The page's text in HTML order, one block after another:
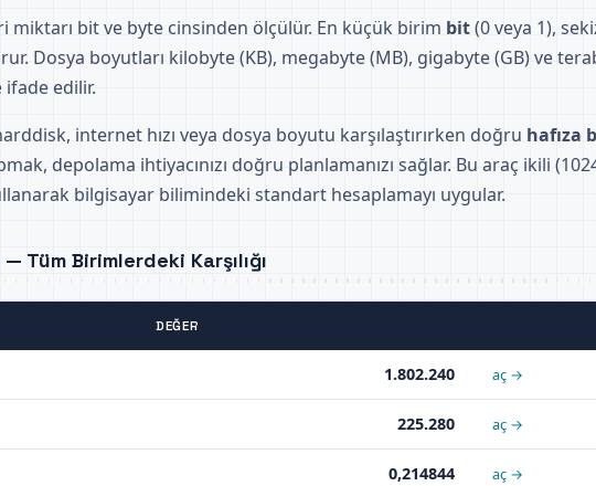
miktarı bit ve byte cinsinden ölçülür. En küçük birim bit(0 veya 1),
Dosya boyutları kilobyte (KB), megabyte (MB), gigabyte (GB) ve
edilir.
internet hızı veya dosya boyutu karşılaştırırken doğru hafıza
depolama ihtiyacınızı doğru planlamanızı sağlar. Bu araç ikili
bilgisayar bilimindeki standart hesaplamayı uygular.
Tüm Birimlerdeki Karşılığı
DEĞER
1.802.240 aç →
225.280 aç →
0,214844 aç →